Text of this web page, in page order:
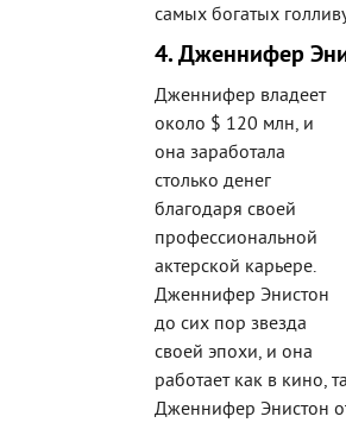
самых богатых
4. Дженнифер
Дженнифер владеет
около $ 120 млн, и
она заработала
столько денег
благодаря своей
профессиональной
актерской карьере.
Дженнифер Энистон
до сих пор звезда
своей эпохи, и она
работает как в кино,
Дженнифер Энистон